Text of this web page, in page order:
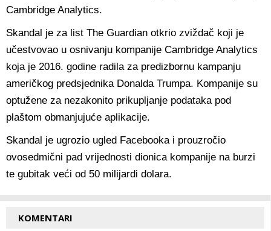
Cambridge Analytics.
Skandal je za list The Guardian otkrio zviždač koji je
učestvovao u osnivanju kompanije Cambridge Analytics
koja je 2016. godine radila za predizbornu kampanju
američkog predsjednika Donalda Trumpa. Kompanije su
optužene za nezakonito prikupljanje podataka pod
plaštom obmanjujuće aplikacije.
Skandal je ugrozio ugled Facebooka i prouzročio
ovosedmični pad vrijednosti dionica kompanije na burzi
te gubitak veći od 50 milijardi dolara.
KOMENTARI